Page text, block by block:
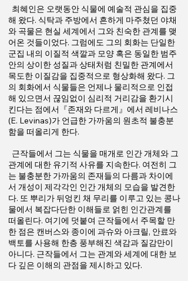
최혜인은 오랫동안 식물에 예술적 관심을 집중
해 왔다. 식탁과 주방에서 흔하게 마주쳤던 야채
와 곡물은 현실 세계에서 그와 친숙한 관계를 맺
어온 것들이었다. 그럼에도 그의 회화는 단일한
군집 내의 이질적 색깔과 모양 혹은 동일한 범주
안의 상이한 성질과 상태처럼 친밀한 관계에서
목도한 이질감을 집중적으로 형상화해 왔다. 그
의 회화에서 식물들은 언제나 물리적으로 인접
해 있으면서 끊임없이 심리적 거리감을 환기시
킨다는 점에서『존재와 다르게』에서 레비나스
(E. Levinas)가 언급한 가까움의 원초적 불충분
함을 떠올리게 한다.
근작들에서 그는 식물을 매개로 인간 개체와 그
관계에 대한 유기적 사유를 지속한다. 여전히 그
는 불충분한 가까움의 존재들의 다름과 차이에
서 개성이 제각각인 인간 개체의 모습을 발견한
다. 또 뿌리가 뒤엉킨 채 무리를 이루고 있는 콩나
물에서 복잡다단한 이해들로 얽힌 인간관계를
떠올린다. 여기에 덧붙여 근작들에서 주목할 만
한 점은 캔버스와 종이에 과슈와 아크릴, 안료와
백토를 사용해 한층 풍부해진 색감과 질감만이
아니다. 근작들에서 그는 관계와 세계에 대한 보
다 깊은 이해의 관점을 제시하고 있다.